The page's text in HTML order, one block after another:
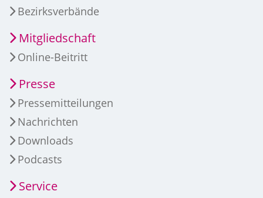
Bezirksverbände
Mitgliedschaft
Online-Beitritt
Presse
Pressemitteilungen
Nachrichten
Downloads
Podcasts
Service